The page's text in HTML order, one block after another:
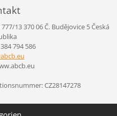
777/13370 06 Č. Budějovice 5Česká
794 586
b.eu
CZ28147278